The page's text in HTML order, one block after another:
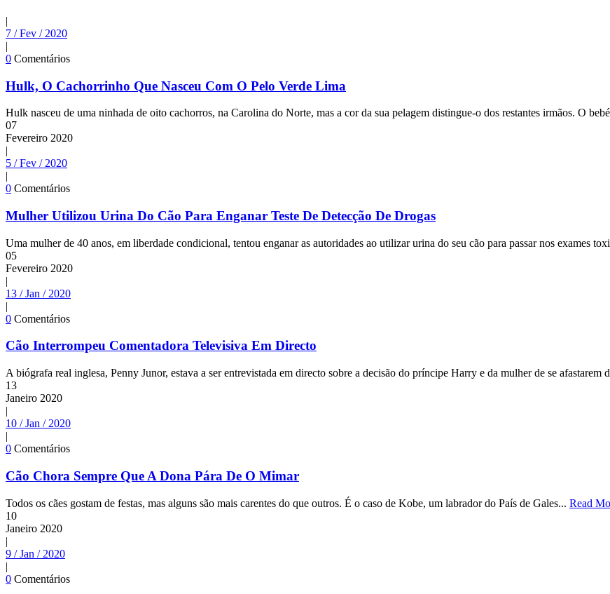
|
7 / Fev / 2020
|
0 Comentários
Hulk, O Cachorrinho Que Nasceu Com O Pelo Verde Lima
Hulk nasceu de uma ninhada de oito cachorros, na Carolina do Norte, mas a cor da sua pelagem distingue-o dos restantes irmãos. O
07
Fevereiro 2020
|
5 / Fev / 2020
|
0 Comentários
Mulher Utilizou Urina Do Cão Para Enganar Teste De Detecção De Drogas
Uma mulher de 40 anos, em liberdade condicional, tentou enganar as autoridades ao utilizar urina do seu cão para passar nos exames
05
Fevereiro 2020
|
13 / Jan / 2020
|
0 Comentários
Cão Interrompeu Comentadora Televisiva Em Directo
A biógrafa real inglesa, Penny Junor, estava a ser entrevistada em directo sobre a decisão do príncipe Harry e da mulher de se afastarem
13
Janeiro 2020
|
10 / Jan / 2020
|
0 Comentários
Cão Chora Sempre Que A Dona Pára De O Mimar
Todos os cães gostam de festas, mas alguns são mais carentes do que outros. É o caso de Kobe, um labrador do País de Gales... Read
10
Janeiro 2020
|
9 / Jan / 2020
|
0 Comentários